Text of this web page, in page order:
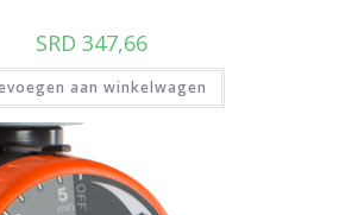
SRD 347,66
aan winkelwagen